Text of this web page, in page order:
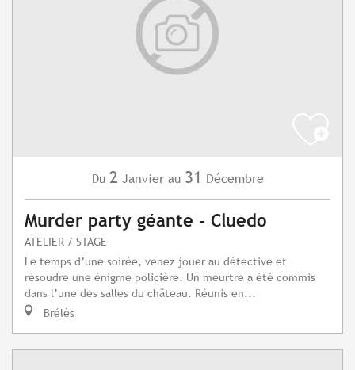
Du 2 Janvier au 31 Décembre
Murder party géante - Cluedo
ATELIER / STAGE
Le temps d’une soirée, venez jouer au détective et
résoudre une énigme policière. Un meurtre a été commis
dans l’une des salles du château. Réunis en...
Brélès